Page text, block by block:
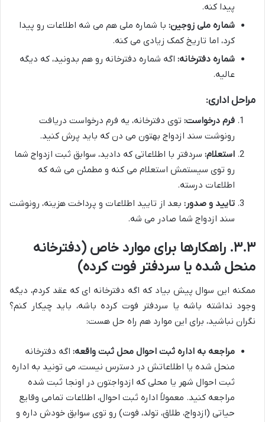
پیدا کنه.
شماره ملی زوجین: با شماره ملی هم می شه اطلاعات رو پیدا
کرد، اما تاریخ کمک زیادی می کنه.
شماره دفترخانه: اگه شماره دفترخانه رو هم بدونید، که دیگه
عالیه.
مراحل اداری:
فرم درخواست: توی دفترخانه، یه فرم درخواست دریافت
رونوشت سند ازدواج بهتون می دن که باید پرش کنید.
استعلام: سردفتر با اطلاعاتی که دادید، سوابق ثبت ازدواج شما
رو توی سیستمش استعلام می کنه و مطمئن می شه که
اطلاعات درسته.
تایید و صدور: بعد از تایید اطلاعات و پرداخت هزینه، رونوشت
سند ازدواج شما صادر می شه.
۳.۳. راهکارها برای موارد خاص (دفترخانه
منحل شده یا سردفتر فوت کرده)
ممکنه این سوال پیش بیاد که اگه دفترخانه ای که عقد کردم، دیگه
وجود نداشته باشه یا سردفتر فوت کرده باشه، باید چیکار کنم؟
نگران نباشید، برای این موارد هم راه حل هست:
مراجعه به اداره ثبت احوال محل ثبت واقعه: اگه دفترخانه
منحل شده یا اطلاعاتش در دسترس نیست، می تونید به اداره
ثبت احوال شهر یا محلی که ازدواجتون در اونجا ثبت شده
مراجعه کنید. معمولاً اداره ثبت احوال، اطلاعات تمامی وقایع
حیاتی (ازدواج، طلاق، تولد، فوت) رو توی سوابق خودش داره و